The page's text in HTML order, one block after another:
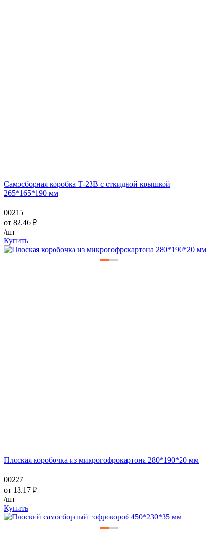
Самосборная коробка Т-23В с откидной крышкой
265*165*190 мм
00215
от 82.46 ₽
/шт
Купить
——
Плоская коробочка из микрогофрокартона 280*190*20 мм
00227
от 18.17 ₽
/шт
Купить
——